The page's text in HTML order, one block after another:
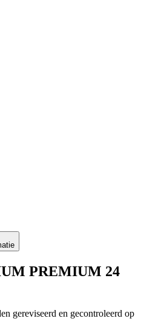
PREMIUM 24
gereviseerd en gecontroleerd op